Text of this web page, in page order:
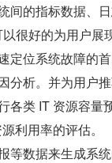
间的指标数据、
很好的为用户展
定位系统故障的
析。并为用户推
各类 IT 资源容量
利用率的评估。
等数据来生成系